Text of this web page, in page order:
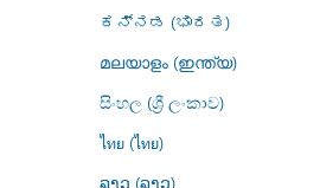
ಕನ್ನಡ (ಭಾರತ)
മലയാളം (ഇന്ത്യ)
සිංහල (ශ්‍රී ලංකාව)
ไทย (ไทย)
ລາວ (ລາວ)